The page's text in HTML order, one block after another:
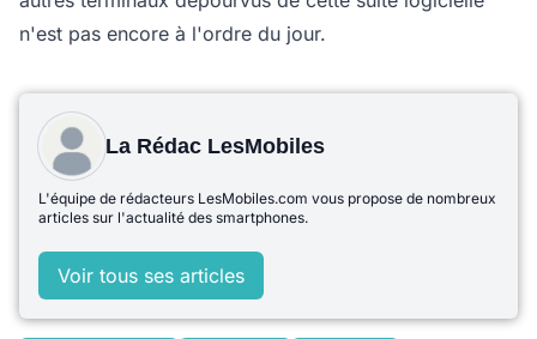
n'est pas encore à l'ordre du jour.
La Rédac LesMobiles
L'équipe de rédacteurs LesMobiles.com vous propose de nombreux
articles sur l'actualité des smartphones.
Voir tous ses articles